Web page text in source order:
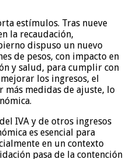
estímulos. Tras nueve
la recaudación,
dispuso un nuevo
de pesos, con impacto en
y salud, para cumplir con
los ingresos, el
medidas de ajuste, lo
IVA y de otros ingresos
es esencial para
en un contexto
pasa de la contención